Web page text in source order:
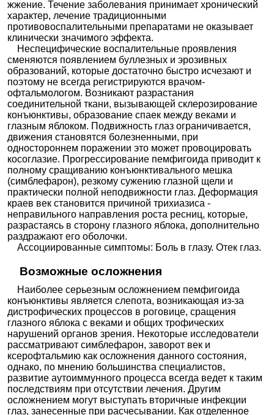
жжение. Течение заболевания принимает хронический
характер, лечение традиционными
противовоспалительными препаратами не оказывает
клинически значимого эффекта.
Неспецифические воспалительные проявления
сменяются появлением буллезных и эрозивных
образований, которые достаточно быстро исчезают и
поэтому не всегда регистрируются врачом-
офтальмологом. Возникают разрастания
соединительной ткани, вызывающей склерозирование
конъюнктивы, образование спаек между веками и
глазным яблоком. Подвижность глаз ограничивается,
движения становятся болезненными, при
одностороннем поражении это может провоцировать
косоглазие. Прогрессирование пемфигоида приводит к
полному сращиванию конъюнктивального мешка
(симблефарон), резкому сужению глазной щели и
практически полной неподвижности глаз. Деформация
краев век становится причиной трихиазиса -
неправильного направления роста ресниц, которые,
разрастаясь в сторону глазного яблока, дополнительно
раздражают его оболочки.
Ассоциированные симптомы: Боль в глазу. Отек глаз.
Возможные осложнения
Наиболее серьезным осложнением пемфигоида
конъюнктивы является слепота, возникающая из-за
дистрофических процессов в роговице, сращения
глазного яблока с веками и общих трофических
нарушений органов зрения. Некоторые исследователи
рассматривают симблефарон, заворот век и
ксерофтальмию как осложнения данного состояния,
однако, по мнению большинства специалистов,
развитие аутоиммунного процесса всегда ведет к таким
последствиям при отсутствии лечения. Другим
осложнением могут выступать вторичные инфекции
глаз, занесенные при расчесывании. Как отделенное